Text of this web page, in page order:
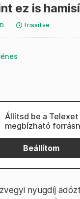
ez is
frissítve
Állítsd be a Telexet
megbízható
Beállítom
nyugdíj